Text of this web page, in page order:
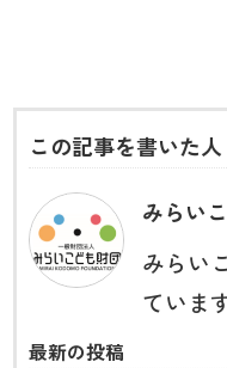
この記事を書いた人
みらい
みらい
ていま
最新の投稿